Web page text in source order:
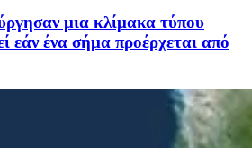
μια κλίμακα τύπου
εάν ένα σήμα προέρχεται από